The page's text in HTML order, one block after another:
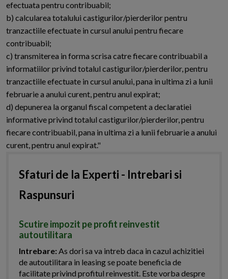
efectuata pentru contribuabil;
b) calcularea totalului castigurilor/pierderilor pentru
tranzactiile efectuate in cursul anului pentru fiecare
contribuabil;
c) transmiterea in forma scrisa catre fiecare contribuabil a
informatiilor privind totalul castigurilor/pierderilor, pentru
tranzactiile efectuate in cursul anului, pana in ultima zi a lunii
februarie a anului curent, pentru anul expirat;
d) depunerea la organul fiscal competent a declaratiei
informative privind totalul castigurilor/pierderilor, pentru
fiecare contribuabil, pana in ultima zi a lunii februarie a anului
curent, pentru anul expirat."
Sfaturi de la Experti - Intrebari si
Raspunsuri
Scutire impozit pe profit reinvestit
autoutilitara
Intrebare:As dori sa va intreb daca in cazul achizitiei
de autoutilitara in leasing se poate beneficia de
facilitate privind profitul reinvestit. Este vorba despre